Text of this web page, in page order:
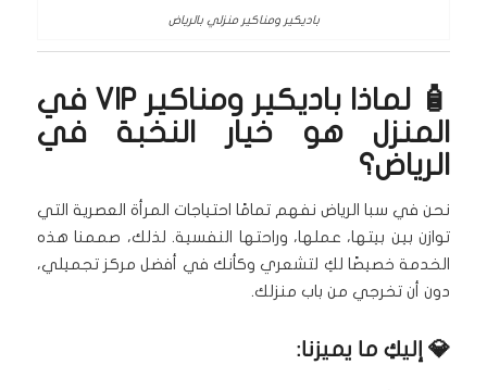
باديكير ومناكير منزلي بالرياض
🧴 لماذا باديكير ومناكير VIP في
المنزل هو خيار النخبة في
الرياض؟
نحن في سبا الرياض نفهم تمامًا احتياجات المرأة العصرية التي
توازن بين بيتها، عملها، وراحتها النفسية. لذلك، صممنا هذه
الخدمة خصيصًا لكِ لتشعري وكأنك في أفضل مركز تجميلي،
دون أن تخرجي من باب منزلك.
💎 إليكِ ما يميزنا: